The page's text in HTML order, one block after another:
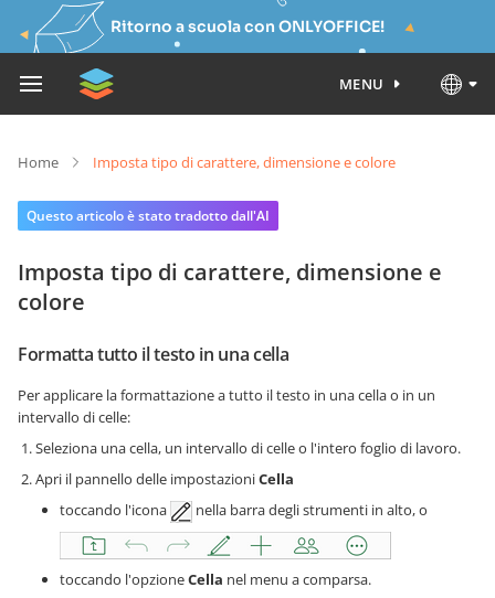
Ritorno a scuola con ONLYOFFICE!
MENU
Home Imposta tipo di carattere, dimensione e colore
Questo articolo è stato tradotto dall'AI
Imposta tipo di carattere, dimensione e
colore
Formatta tutto il testo in una cella
Per applicare la formattazione a tutto il testo in una cella o in un
intervallo di celle:
Seleziona una cella, un intervallo di celle o l'intero foglio di lavoro.
Apri il pannello delle impostazioniCella
toccando l'icona
nella barra degli strumenti in alto, o
toccando l'opzioneCella nel menu a comparsa.